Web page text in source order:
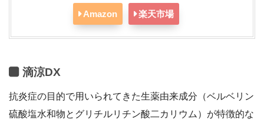
Amazon 楽天市場
滴涼DX
抗炎症の目的で用いられてきた生薬由来成分（ベルベリン
硫酸塩水和物とグリチルリチン酸二カリウム）が特徴的な